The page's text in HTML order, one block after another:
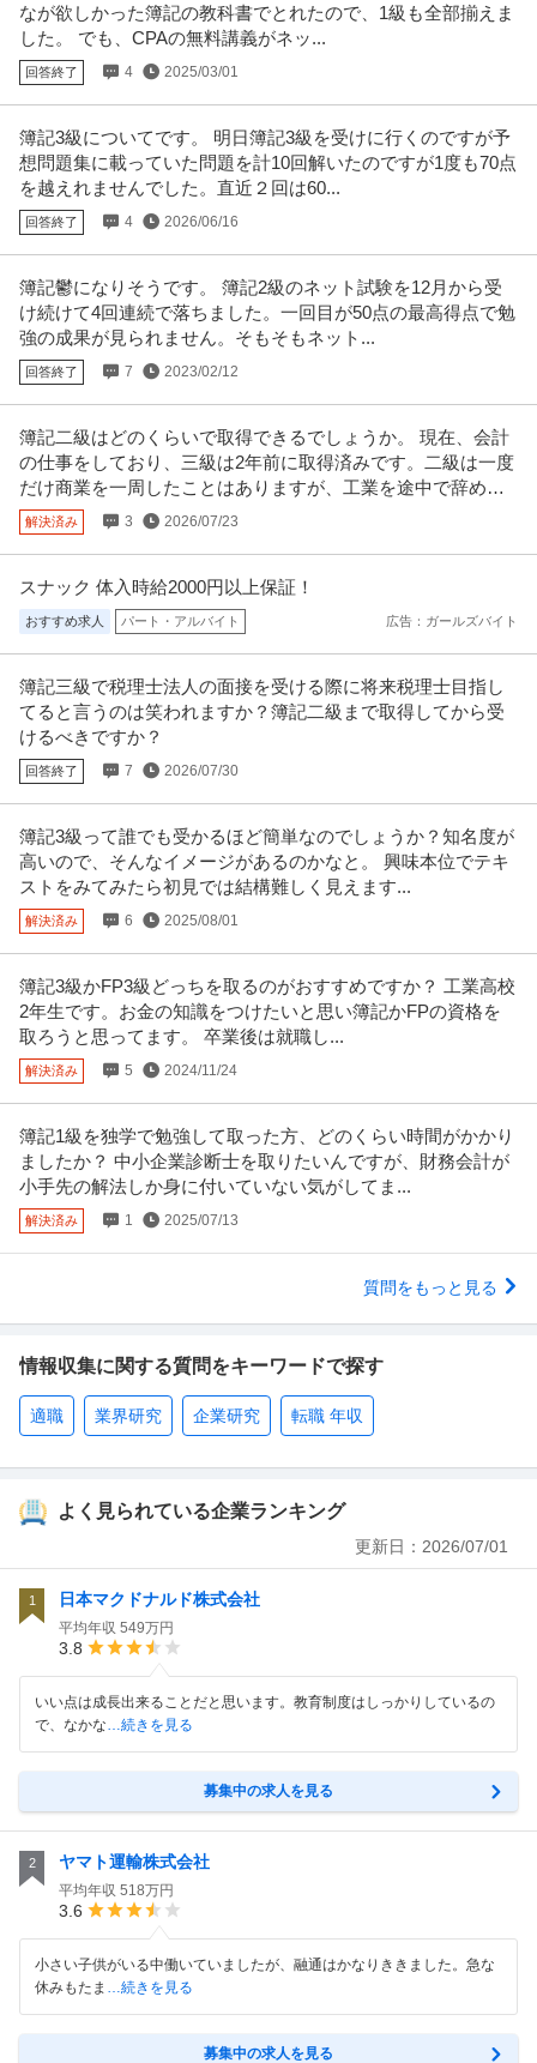
なが欲しかった簿記の教科書でとれたので、1級も全部揃えま
した。 でも、CPAの無料講義がネッ...
回答終了 4 2025/03/01
簿記3級についてです。 明日簿記3級を受けに行くのですが予
想問題集に載っていた問題を計10回解いたのですが1度も70点
を越えれませんでした。直近２回は60...
回答終了 4 2026/06/16
簿記鬱になりそうです。 簿記2級のネット試験を12月から受
け続けて4回連続で落ちました。一回目が50点の最高得点で勉
強の成果が見られません。そもそもネット...
回答終了 7 2023/02/12
簿記二級はどのくらいで取得できるでしょうか。 現在、会計
の仕事をしており、三級は2年前に取得済みです。二級は一度
だけ商業を一周したことはありますが、工業を途中で辞めて
しまった過去があります。
解決済み 3 2026/07/23
スナック 体入時給2000円以上保証！
おすすめ求人 パート・アルバイト 広告：ガールズバイト
簿記三級で税理士法人の面接を受ける際に将来税理士目指し
てると言うのは笑われますか？簿記二級まで取得してから受
けるべきですか？
回答終了 7 2026/07/30
簿記3級って誰でも受かるほど簡単なのでしょうか？知名度が
高いので、そんなイメージがあるのかなと。 興味本位でテキ
ストをみてみたら初見では結構難しく見えます...
解決済み 6 2025/08/01
簿記3級かFP3級どっちを取るのがおすすめですか？ 工業高校
2年生です。お金の知識をつけたいと思い簿記かFPの資格を
取ろうと思ってます。 卒業後は就職し...
解決済み 5 2024/11/24
簿記1級を独学で勉強して取った方、どのくらい時間がかかり
ましたか？ 中小企業診断士を取りたいんですが、財務会計が
小手先の解法しか身に付いていない気がしてま...
解決済み 1 2025/07/13
質問をもっと見る
情報収集に関する質問をキーワードで探す
適職 業界研究 企業研究 転職 年収
よく見られている企業ランキング
更新日： 2026/07/01
1 日本マクドナルド株式会社
平均年収 549万円
3.8
いい点は成長出来ることだと思います。教育制度はしっかりしているの
で、なかな…続きを見る
募集中の求人を見る
2 ヤマト運輸株式会社
平均年収 518万円
3.6
小さい子供がいる中働いていましたが、融通はかなりききました。急な
休みもたま …続きを見る
募集中の求人を見る